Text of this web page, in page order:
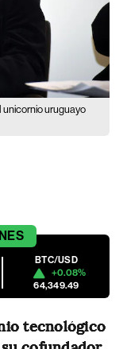
unicornio uruguayo
BTC/USD
+0.08%
64,349.49
tecnológico